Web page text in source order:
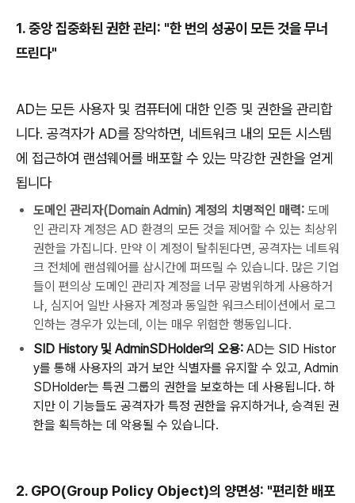
1.중앙집중화된 권한관리 : "한 번의 성공이 모든 것을무너
뜨린다"
AD는 모든 사용자 및 컴퓨터에 대한 인증 및 권한을 관리합
니다. 공격자가AD를 장악하면 네트워크 내의 모든 시스템
에 접근하여 랜섬웨어를 배포할 수 있는 막강한 권한을 얻게
됩니다
도메인 관리자(Domain Admin) 계정의 치명적인 매력: 도메
인 관리자 계정은 AD 환경의 모든 것을 제어할 수 있는 최상위
권한을 가집니다. 만약 이 계정이 탈취된다면, 공격자는 네트워
크 전체에 랜섬웨어를 삽시간에 퍼뜨릴 수 있습니다. 많은 기업
들이 편의상 도메인 관리자 계정을 너무 광범위하게 사용하거
나, 심지어 일반 사용자 계정과 동일한 워크스테이션에서 로그
인하는 경우가 있는데, 이는 매우 위험한 행동입니다.
SID History 및 AdminSDHolder의 오용: AD는 SID Histor
y를 통해 사용자의 과거 보안 식별자를 유지할 수 있고, Admin
SDHolder는 특권 그룹의 권한을 보호하는 데 사용됩니다. 하
지만 이 기능들도 공격자가 특정 권한을 유지하거나, 승격된 권
한을 획득하는 데 악용될 수 있습니다.
2. GPO(Group Policy Object)의 양면성: "편리한 배포